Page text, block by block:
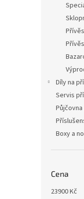
Díly na
Servis
Boxy a
Cena
23900Kč